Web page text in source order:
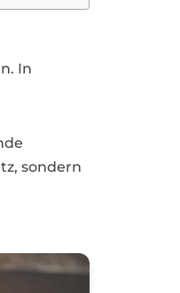
In
sondern